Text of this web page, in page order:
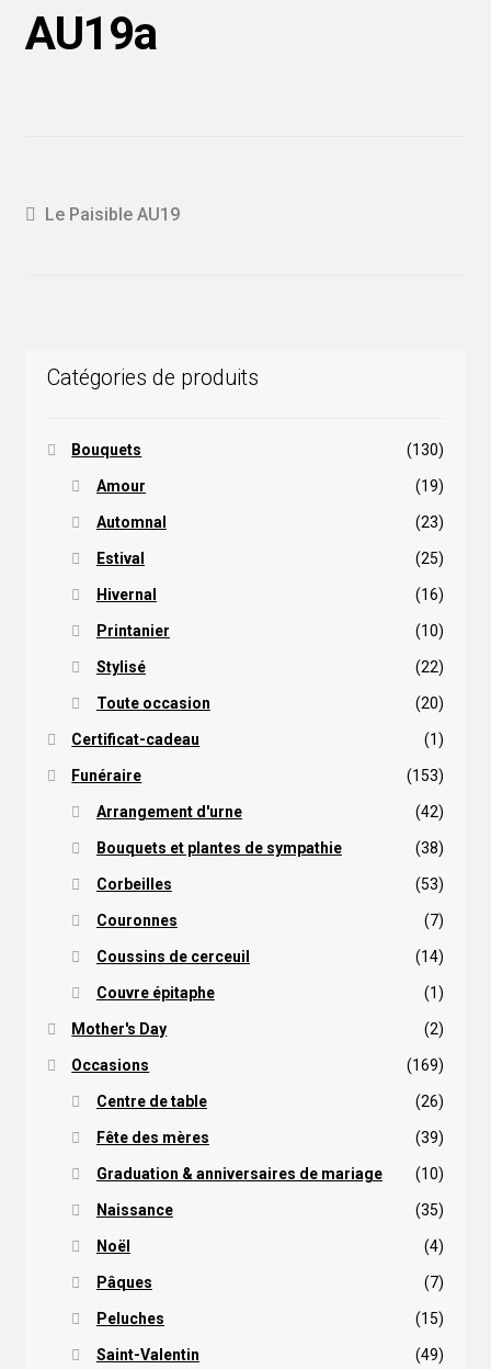
AU19a
Navigation
Article
Le Paisible AU19
Catégories de produits
Bouquets (130)
Amour (19)
Automnal (23)
Estival (25)
Hivernal (16)
Printanier (10)
Stylisé (22)
Toute occasion (20)
Certificat-cadeau (1)
Funéraire (153)
Arrangement d'urne (42)
Bouquets et plantes de sympathie (38)
Corbeilles (53)
Couronnes (7)
Coussins de cerceuil (14)
Couvre épitaphe (1)
Mother's Day (2)
Occasions (169)
Centre de table (26)
Fête des mères (39)
Graduation & anniversaires de mariage (10)
Naissance (35)
Noël (4)
Pâques (7)
Peluches (15)
Saint-Valentin (49)